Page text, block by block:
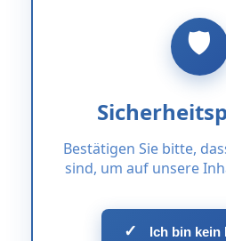
Bestätigen Sie bitte,
sind, um auf unsere
✓ Ich bin kein